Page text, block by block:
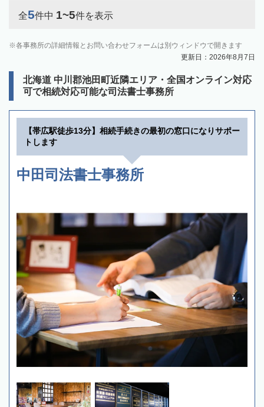
全5件中 1~5件を表示
各事務所の詳細情報とお問い合わせフォームは別ウィンドウで開きます
更新日：2026年8月7日
北海道 中川郡池田町近隣エリア・全国オンライン対応
可で相続対応可能な司法書士事務所
【帯広駅徒歩13分】相続手続きの最初の窓口になりサポー
トします
中田司法書士事務所